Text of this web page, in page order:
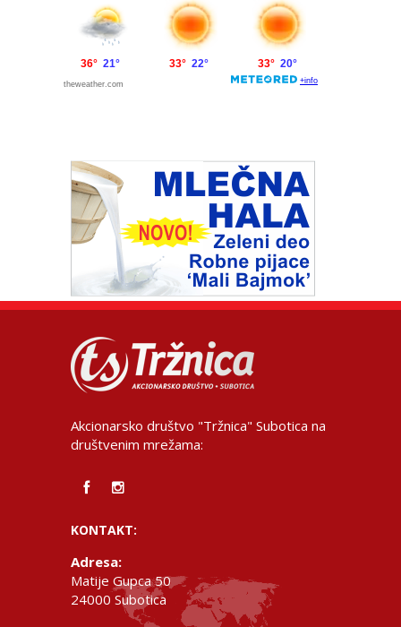
Akcionarsko društvo "Tržnica" Subotica na
društvenim mrežama:
KONTAKT:
Adresa:
Matije Gupca 50
24000 Subotica